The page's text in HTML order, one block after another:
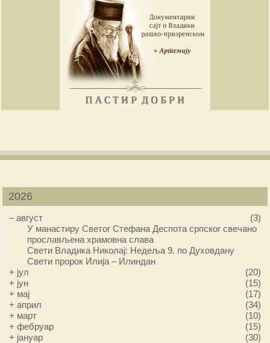
2026
–август
(3)
У манастиру Светог Стефана Деспота српског свечано
прослављена храмовна слава
Свети Владика Николај: Недеља 9. по Духовдану
Свети пророк Илија – Илиндан
+ јул
(20)
+ јун
(15)
+ мај
(17)
+април
(34)
+ март
(10)
+фебруар
(15)
+ јануар (30)